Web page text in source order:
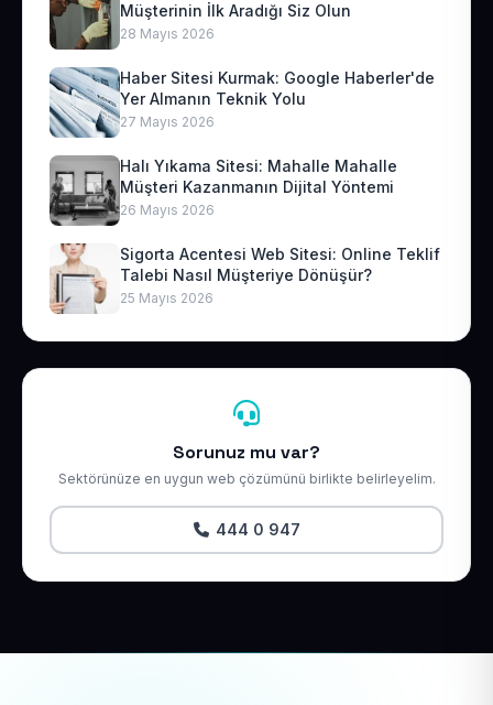
Müşterinin İlk Aradığı Siz Olun
28 Mayıs 2026
Haber Sitesi Kurmak: Google Haberler'de
Yer Almanın Teknik Yolu
27 Mayıs 2026
Halı Yıkama Sitesi: Mahalle Mahalle
Müşteri Kazanmanın Dijital Yöntemi
26 Mayıs 2026
Sigorta Acentesi Web Sitesi: Online Teklif
Talebi Nasıl Müşteriye Dönüşür?
25 Mayıs 2026
Sorunuz mu var?
Sektörünüze en uygun web çözümünü birlikte belirleyelim.
444 0 947